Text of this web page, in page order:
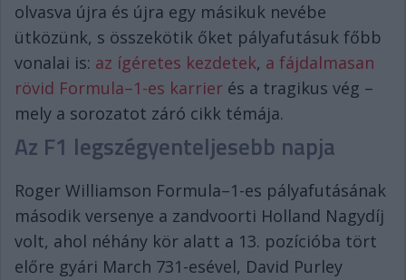
olvasva újra és újra egy másikuk nevébe
ütközünk, s összekötik őket pályafutásuk főbb
vonalai is: az ígéretes kezdetek, a fájdalmasan
rövid Formula–1-es karrier és a tragikus vég –
mely a sorozatot záró cikk témája.
Az F1 legszégyenteljesebb napja
Roger Williamson Formula–1-es pályafutásának
második versenye a zandvoorti Holland Nagydíj
volt, ahol néhány kör alatt a 13. pozícióba tört
előre gyári March 731-esével, David Purley